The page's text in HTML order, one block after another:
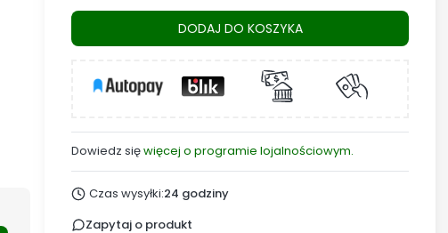
DODAJ DO KOSZYKA
Dowiedz sięwięcej o programie lojalnościowym.
Czas wysyłki:24 godziny
Zapytaj o produkt